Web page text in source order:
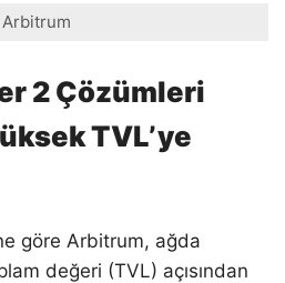
Arbitrum
2 Çözümleri
TVL’ye
göre Arbitrum, ağda
değeri (TVL) açısından